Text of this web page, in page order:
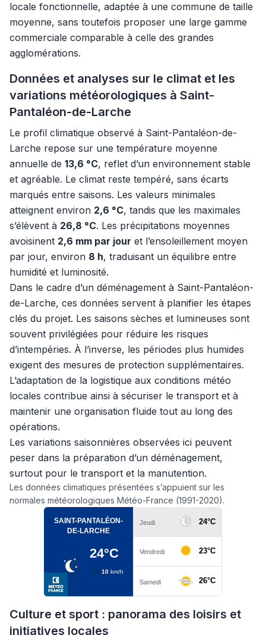
locale fonctionnelle, adaptée à une commune de taille
moyenne, sans toutefois proposer une large gamme
commerciale comparable à celle des grandes
agglomérations.
Données et analyses sur le climat et les
variations météorologiques à Saint-
Pantaléon-de-Larche
Le profil climatique observé à Saint-Pantaléon-de-
Larche repose sur une température moyenne
annuelle de 13,6 °C, reflet d’un environnement stable
et agréable. Le climat reste tempéré, sans écarts
marqués entre saisons. Les valeurs minimales
atteignent environ 2,6 °C, tandis que les maximales
s’élèvent à 26,8 °C. Les précipitations moyennes
avoisinent 2,6 mm par jour et l’ensoleillement moyen
par jour, environ 8 h, traduisant un équilibre entre
humidité et luminosité.
Dans le cadre d’un déménagement à Saint-Pantaléon-
de-Larche, ces données servent à planifier les étapes
clés du projet. Les saisons sèches et lumineuses sont
souvent privilégiées pour réduire les risques
d’intempéries. À l’inverse, les périodes plus humides
exigent des mesures de protection supplémentaires.
L’adaptation de la logistique aux conditions météo
locales contribue ainsi à sécuriser le transport et à
maintenir une organisation fluide tout au long des
opérations.
Les variations saisonnières observées ici peuvent
peser dans la préparation d’un déménagement,
surtout pour le transport et la manutention.
Les données climatiques présentées s’appuient sur les
normales météorologiques Météo-France (1991-2020).
Culture et sport : panorama des loisirs et
initiatives locales